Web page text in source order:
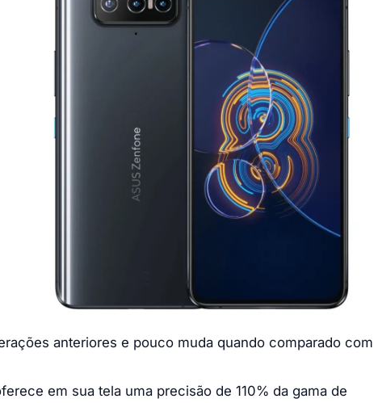
anteriores e pouco muda quando comparado com
em sua tela uma precisão de 110% da gama de